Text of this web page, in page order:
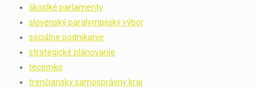
škoslké parlamenty
slovenský paralympijský výbor
sociálne podnikanie
strategické plánovanie
técemko
trenčiansky samosprávny kraj